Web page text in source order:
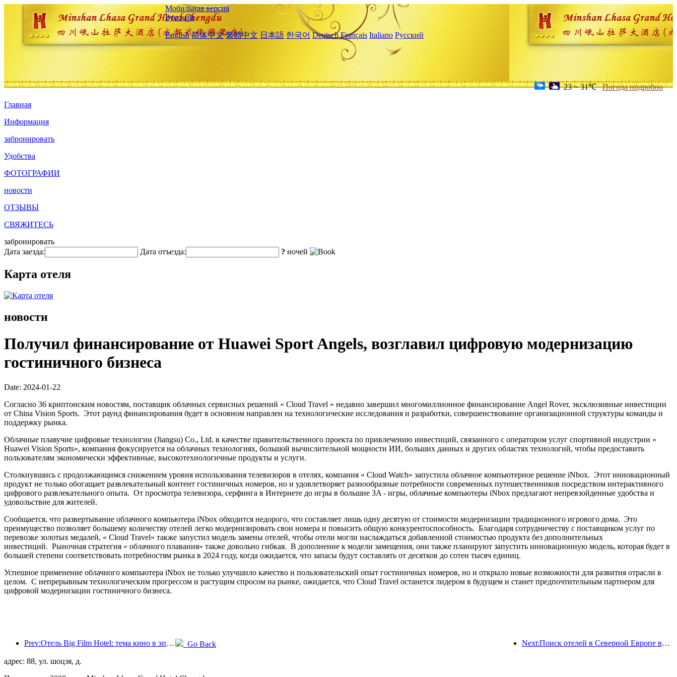
Мобильная версия
Русский
English 简体中文 繁體中文 日本語 한국어 Deutsch Français Italiano Русский
23 ~ 31℃ Погода подробно
Главная
Информация
забронировать
Удобства
ФОТОГРАФИИ
новости
ОТЗЫВЫ
СВЯЖИТЕСЬ
забронировать
Дата заезда:
Дата отъезда: ? ночей
Карта отеля
новости
Получил финансирование от Huawei Sport Angels, возглавил цифровую модернизацию
гостиничного бизнеса
Date: 2024-01-22
Согласно 36 криптонским новостям, поставщик облачных сервисных решений « Cloud Travel » недавно завершил многомиллионное финансирование Angel Rover, эксклюзивные инвестиции
от China Vision Sports. Этот раунд финансирования будет в основном направлен на технологические исследования и разработки, совершенствование организационной структуры команды и
поддержку рынка.
Облачные плавучие цифровые технологии (Jiangsu) Co., Ltd. в качестве правительственного проекта по привлечению инвестиций, связанного с оператором услуг спортивной индустрии «
Huawei Vision Sports», компания фокусируется на облачных технологиях, большой вычислительной мощности ИИ, больших данных и других областях технологий, чтобы предоставить
пользователям экономически эффективные, высокотехнологичные продукты и услуги.
Столкнувшись с продолжающимся снижением уровня использования телевизоров в отелях, компания « Cloud Watch» запустила облачное компьютерное решение iNbox. Этот инновационный
продукт не только обогащает развлекательный контент гостиничных номеров, но и удовлетворяет разнообразные потребности современных путешественников посредством интерактивного
цифрового развлекательного опыта. От просмотра телевизора, серфинга в Интернете до игры в большие 3A - игры, облачные компьютеры iNbox предлагают непревзойденные удобства и
удовольствие для жителей.
Сообщается, что развертывание облачного компьютера iNbox обходится недорого, что составляет лишь одну десятую от стоимости модернизации традиционного игрового дома. Это
преимущество позволяет большему количеству отелей легко модернизировать свои номера и повысить общую конкурентоспособность. Благодаря сотрудничеству с поставщиком услуг по
перевозке золотых медалей, « Cloud Travel» также запустил модель замены отелей, чтобы отели могли наслаждаться добавленной стоимостью продукта без дополнительных
инвестиций. Рыночная стратегия « облачного плавания» также довольно гибкая. В дополнение к модели замещения, они также планируют запустить инновационную модель, которая будет в
большей степени соответствовать потребностям рынка в 2024 году, когда ожидается, что запасы будут составлять от десятков до сотен тысяч единиц.
Успешное применение облачного компьютера iNbox не только улучшило качество и пользовательский опыт гостиничных номеров, но и открыло новые возможности для развития отрасли в
целом. С непрерывным технологическим прогрессом и растущим спросом на рынке, ожидается, что Cloud Travel останется лидером в будущем и станет предпочтительным партнером для
цифровой модернизации гостиничного бизнеса.
Prev:Отель Big Film Hotel: тема кино в эпоху цифровых технологий Next:Поиск отелей в Северной Европе вырос в 2 раза
Go Back
адрес: 88, ул. шоцзя, д.